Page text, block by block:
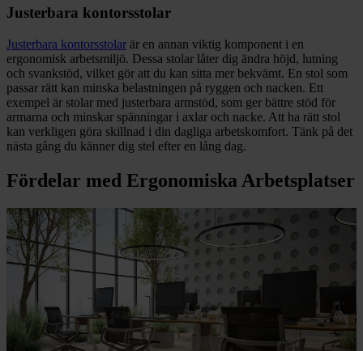
Justerbara kontorsstolar
Justerbara kontorsstolar är en annan viktig komponent i en
ergonomisk arbetsmiljö. Dessa stolar låter dig ändra höjd, lutning
och svankstöd, vilket gör att du kan sitta mer bekvämt. En stol som
passar rätt kan minska belastningen på ryggen och nacken. Ett
exempel är stolar med justerbara armstöd, som ger bättre stöd för
armarna och minskar spänningar i axlar och nacke. Att ha rätt stol
kan verkligen göra skillnad i din dagliga arbetskomfort. Tänk på det
nästa gång du känner dig stel efter en lång dag.
Fördelar med Ergonomiska Arbetsplatser